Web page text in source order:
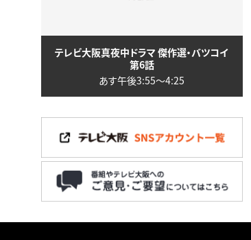
テレビ大阪真夜中ドラマ 傑作選・バツコイ
第6話
あす午後3:55〜4:25